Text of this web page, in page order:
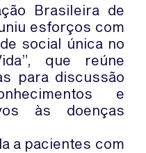
Brasileira de
esforços com
social única no
que reúne
para discussão
e
às doenças
a pacientes com